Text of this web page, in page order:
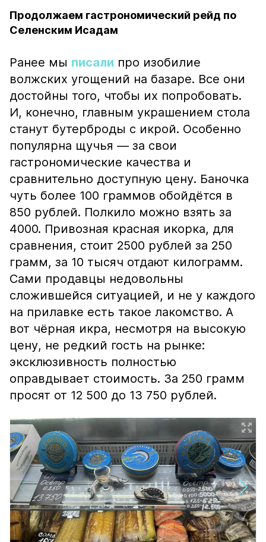
Продолжаем гастрономический рейд по
Селенским Исадам
Ранее мы писали про изобилие
волжских угощений на базаре. Все они
достойны того, чтобы их попробовать.
И, конечно, главным украшением стола
станут бутерброды с икрой. Особенно
популярна щучья — за свои
гастрономические качества и
сравнительно доступную цену. Баночка
чуть более 100 граммов обойдётся в
850 рублей. Полкило можно взять за
4000. Привозная красная икорка, для
сравнения, стоит 2500 рублей за 250
грамм, за 10 тысяч отдают килограмм.
Сами продавцы недовольны
сложившейся ситуацией, и не у каждого
на прилавке есть такое лакомство. А
вот чёрная икра, несмотря на высокую
цену, не редкий гость на рынке:
эксклюзивность полностью
оправдывает стоимость. За 250 грамм
просят от 12 500 до 13 750 рублей.